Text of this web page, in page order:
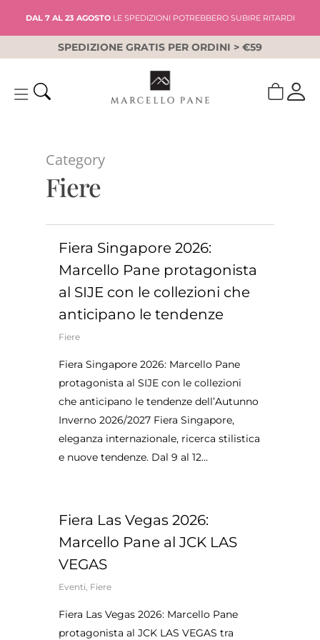
DAL 7 AL 23 AGOSTOLE SPEDIZIONI POTREBBERO SUBIRE RITARDI
SPEDIZIONE GRATIS PER ORDINI > €59
Category
Fiere
Fiera Singapore 2026:
Marcello Pane protagonista
al SIJE con le collezioni che
anticipano le tendenze
Fiere
Fiera Singapore 2026: Marcello Pane
protagonista al SIJE con le collezioni
che anticipano le tendenze dell’Autunno
Inverno 2026/2027 Fiera Singapore,
eleganza internazionale, ricerca stilistica
e nuove tendenze. Dal 9 al 12…
Fiera Las Vegas 2026:
Marcello Pane al JCK LAS
VEGAS
Eventi, Fiere
Fiera Las Vegas 2026: Marcello Pane
protagonista al JCK LAS VEGAS tra